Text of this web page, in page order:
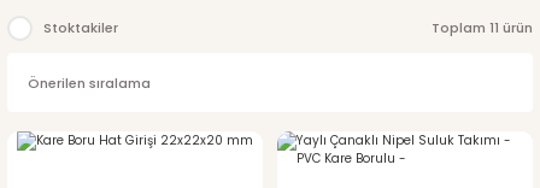
Stoktakiler Toplam 11 ürün